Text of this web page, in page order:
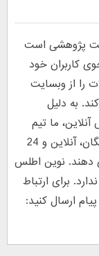
پژوهشی است
کاربران خود
را از وبسایت
به دلیل
ما تیم
نوین بینش را معرفی می کنیم که به صورت رایگان، آنلاین و 24
دهند. نوین اطلس
برای ارتباط
ارسال کنید: